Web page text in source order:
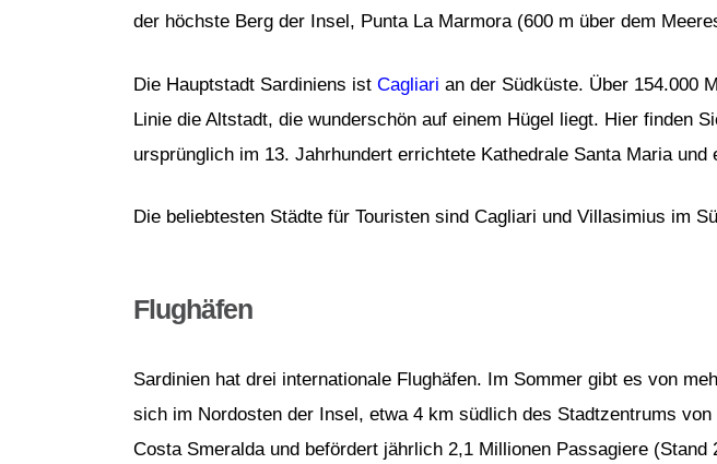
der höchste Berg der Insel, Punta La Marmora (600 m über dem
Die Hauptstadt Sardiniens ist Cagliari an der Südküste. Über 154.000
Linie die Altstadt, die wunderschön auf einem Hügel liegt. Hier finden
ursprünglich im 13. Jahrhundert errichtete Kathedrale Santa Maria
Die beliebtesten Städte für Touristen sind Cagliari und Villasimius im
Flughäfen
Sardinien hat drei internationale Flughäfen. Im Sommer gibt es von
sich im Nordosten der Insel, etwa 4 km südlich des Stadtzentrums
Costa Smeralda und befördert jährlich 2,1 Millionen Passagiere (Stand